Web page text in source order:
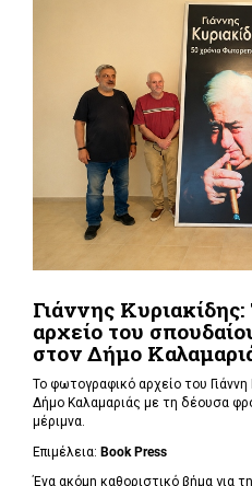
Γιάννης
αρχείο του
στον Δήμο
Το φωτογραφικό αρχείο του
Δήμο Καλαμαριάς με τη δέουσα
μέριμνα.
Επιμέλεια: Book Press
Ένα ακόμη καθοριστικό βήμα για